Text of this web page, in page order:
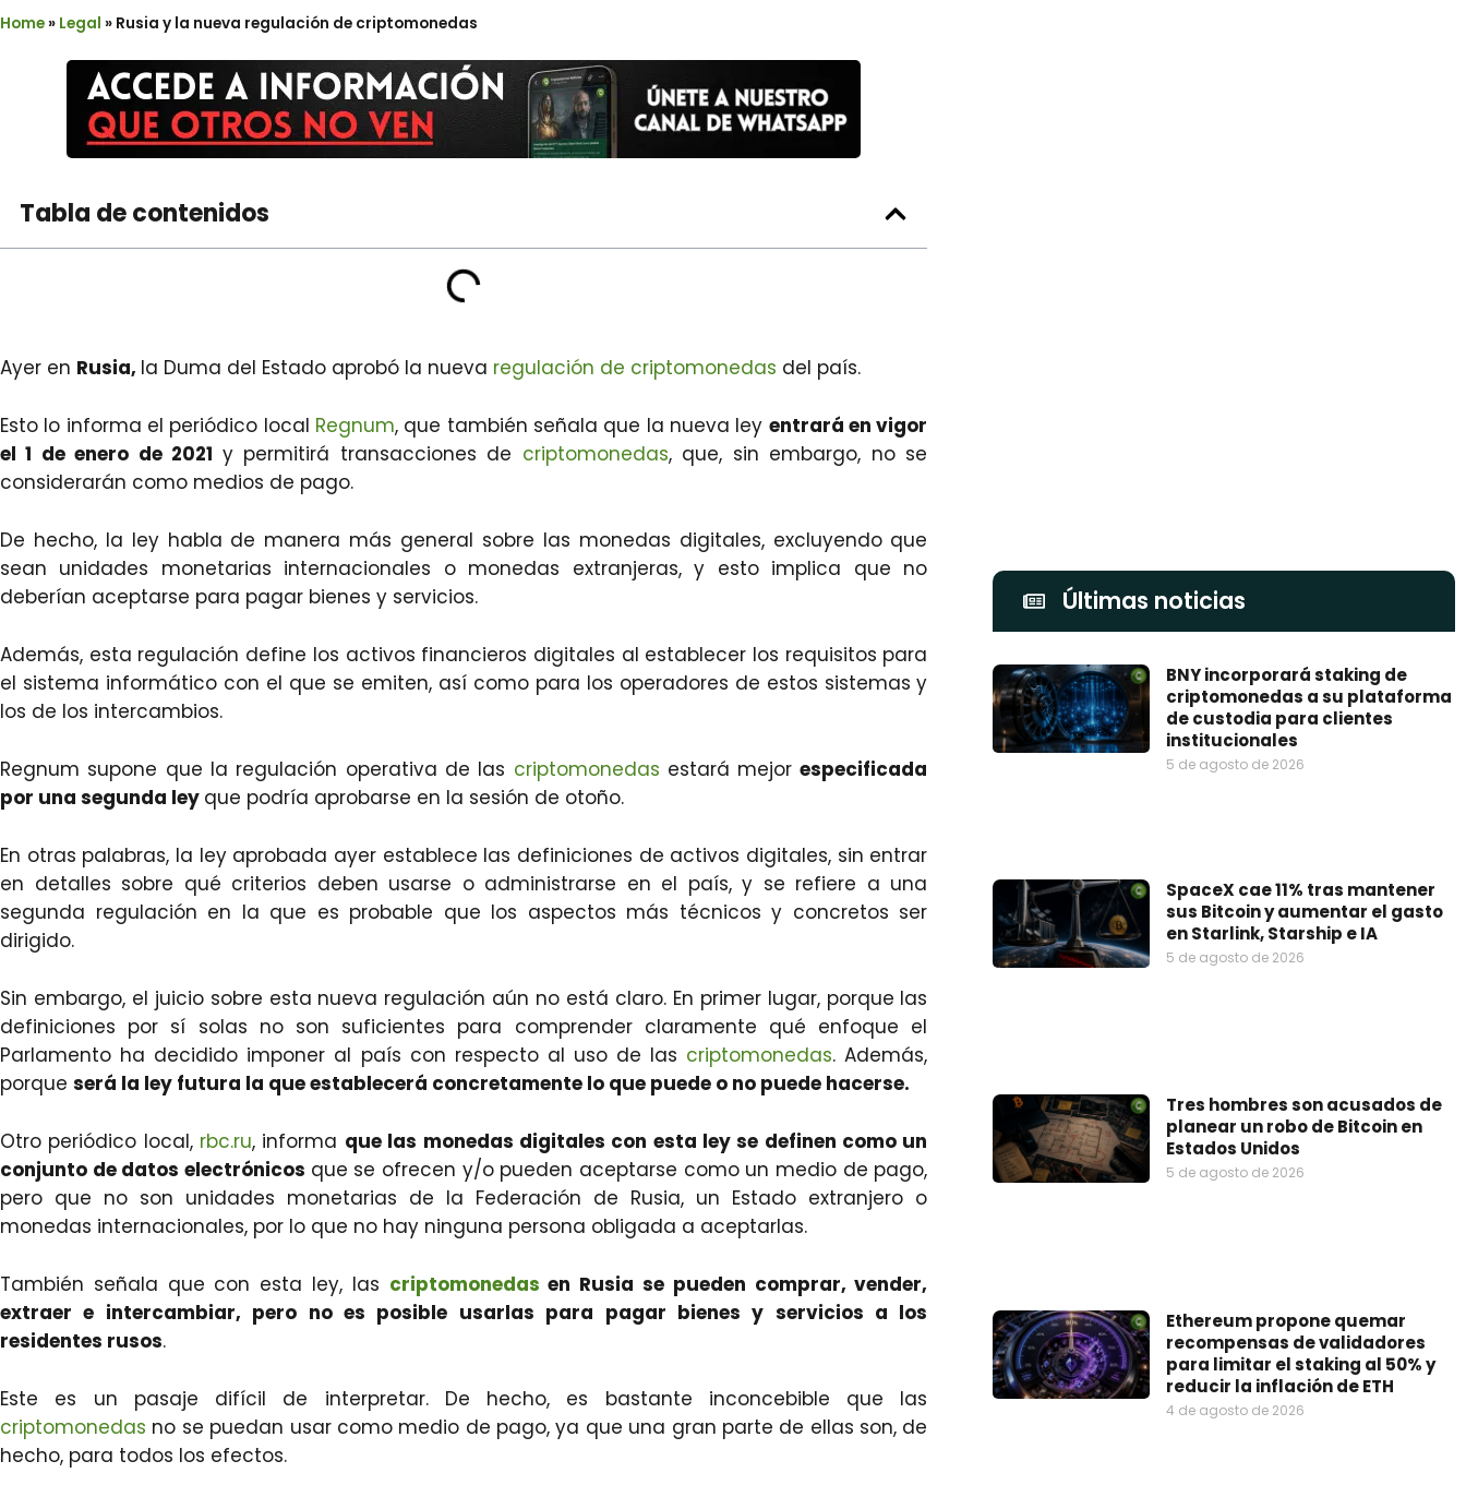
Home» Legal » Rusia y la nueva regulación de criptomonedas
Tabla de contenidos
Ayer en Rusia, la Duma del Estado aprobó la nueva regulación de criptomonedas del país.
Esto lo informa el periódico local Regnum, que también señala que la nueva ley entrará en vigor
el 1 de enero de 2021 y permitirá transacciones de criptomonedas, que, sin embargo, no se
considerarán como medios de pago.
De hecho, la ley habla de manera más general sobre las monedas digitales, excluyendo que
sean unidades monetarias internacionales o monedas extranjeras, y esto implica que no
deberían aceptarse para pagar bienes y servicios.
Además, esta regulación define los activos financieros digitales al establecer los requisitos para
el sistema informático con el que se emiten, así como para los operadores de estos sistemas y
los de los intercambios.
Regnum supone que la regulación operativa de las criptomonedas estará mejorespecificada
por una segunda ley que podría aprobarse en la sesión de otoño.
En otras palabras, la ley aprobada ayer establece las definiciones de activos digitales, sin entrar
en detalles sobre qué criterios deben usarse o administrarse en el país, y se refiere a una
segunda regulación en la que es probable que los aspectos más técnicos y concretos ser
dirigido.
Sin embargo, el juicio sobre esta nueva regulación aún no está claro. En primer lugar, porque las
definiciones por sí solas no son suficientes para comprender claramente qué enfoque el
Parlamento ha decidido imponer al país con respecto al uso de las criptomonedas. Además,
porque será la ley futura la que establecerá concretamente lo que puede o no puede hacerse.
Otro periódico local, rbc.ru, informa que las monedas digitales con esta ley se definen como un
conjunto de datos electrónicos que se ofrecen y/o pueden aceptarse como un medio de pago,
pero que no son unidades monetarias de la Federación de Rusia, un Estado extranjero o
monedas internacionales, por lo que no hay ninguna persona obligada a aceptarlas.
También señala que con esta ley, las criptomonedas en Rusia se pueden comprar, vender,
extraer e intercambiar, pero no es posible usarlas para pagar bienes y servicios a los
residentes rusos.
Este es un pasaje difícil de interpretar. De hecho, es bastante inconcebible que las
criptomonedas no se puedan usar como medio de pago, ya que una gran parte de ellas son, de
hecho, para todos los efectos.
Últimas noticias
BNY incorporará staking de
criptomonedas a su plataforma
de custodia para clientes
institucionales
5 de agosto de 2026
SpaceX cae 11% tras mantener
sus Bitcoin y aumentar el gasto
en Starlink, Starship e IA
5 de agosto de 2026
Tres hombres son acusados de
planear un robo de Bitcoin en
Estados Unidos
5 de agosto de 2026
Ethereum propone quemar
recompensas de validadores
para limitar el staking al 50% y
reducir la inflación de ETH
4 de agosto de 2026